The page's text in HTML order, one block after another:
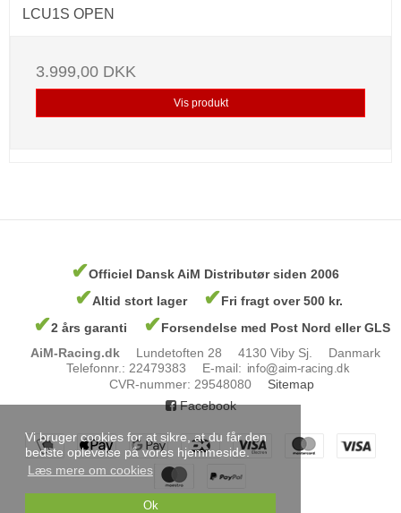
Vi bruger cookies for at sikre, at du får den
bedste oplevelse på vores hjemmeside.
Læs mere om cookies
Ok
LCU1S OPEN
3.999,00 DKK
Vis produkt
✔Officiel Dansk AiM Distributør siden 2006
✔Altid stort lager ✔Fri fragt over 500 kr.
✔2 års garanti ✔Forsendelse med Post Nord eller GLS
AiM-Racing.dk
Lundetoften 28 4130 Viby Sj.
Danmark
Telefonnr.: 22479383 E-mail:
CVR-nummer: 29548080
Sitemap
Facebook